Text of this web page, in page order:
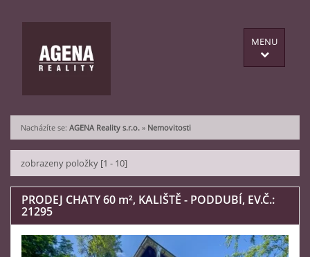
MENU
Nacházíte se: AGENA Reality s.r.o. » Nemovitosti
zobrazeny položky [1 - 10]
PRODEJ CHATY 60 m², KALIŠTĚ - PODDUBÍ, EV.Č.:
21295